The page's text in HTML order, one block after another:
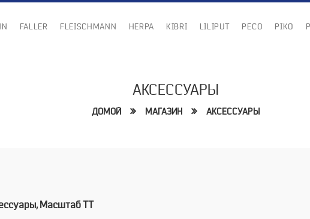
FALLER FLEISCHMANN HERPA KIBRI LILIPUT PECO PIKO
АКСЕССУАРЫ
ДОМОЙ МАГАЗИН АКСЕССУАРЫ
Масштаб TT